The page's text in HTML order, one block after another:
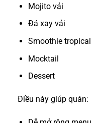
Mojito vải
Đá xay vải
Smoothie tropical
Mocktail
Dessert
Điều này giúp quán: